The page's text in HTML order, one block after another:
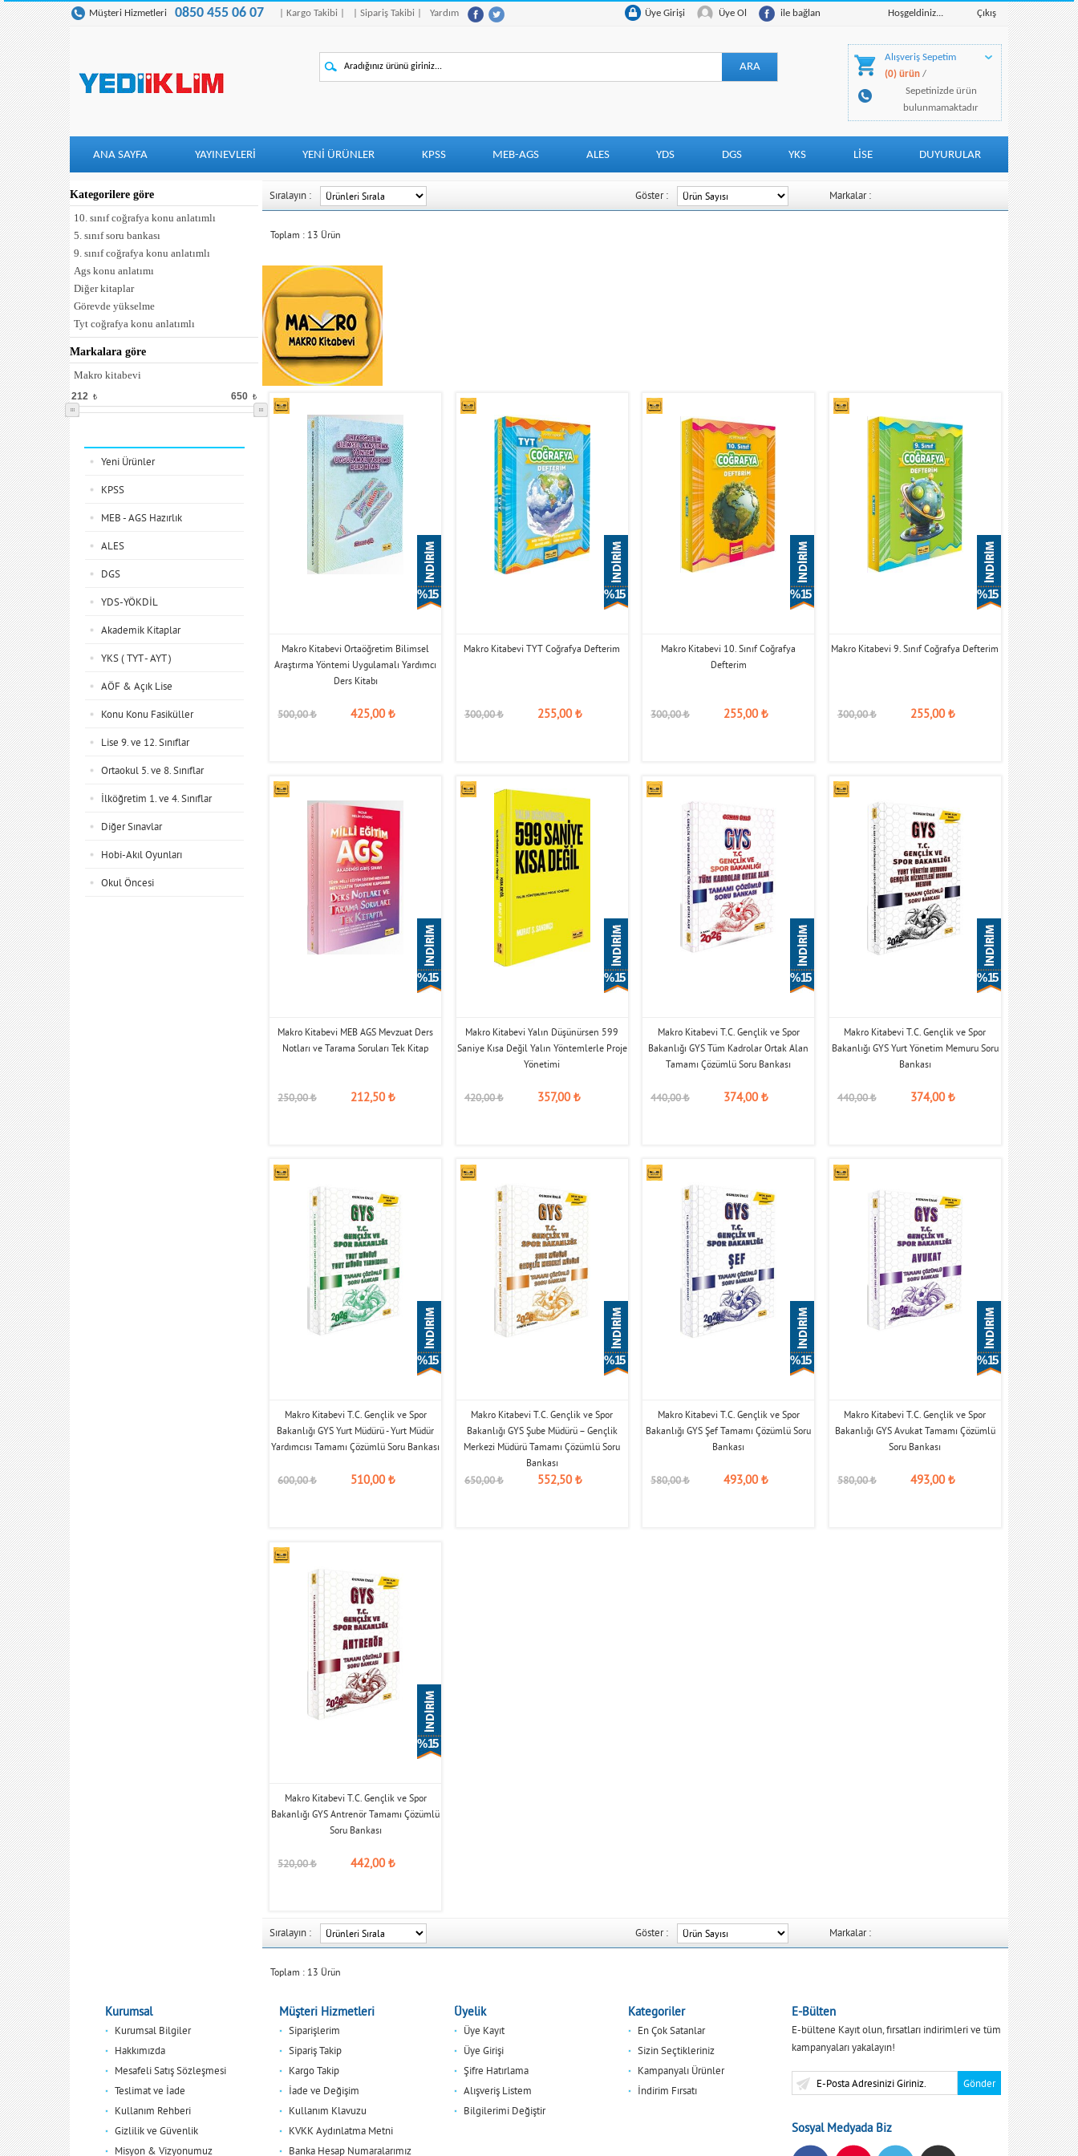
Müşteri Hizmetleri 0850 455 06 07 | Kargo Takibi | | Sipariş Takibi | Yardım Çıkış
Hoşgeldiniz...
ile bağlan
Üye Ol
Üye Girişi
Alışveriş Sepetim
(0) ürün /
Sepetinizde ürün
bulunmamaktadır
ANA SAYFA YAYINEVLERİ YENI ÜRÜNLER KPSS MEB-AGS ALES YDS DGS YKS LİSE DUYURULAR
Kategorilere göre
10. sınıf coğrafya konu anlatımlı
5. sınıf soru bankası
9. sınıf coğrafya konu anlatımlı
Ags konu anlatımı
Diğer kitaplar
Görevde yükselme
Tyt coğrafya konu anlatımlı
Markalara göre
Makro kitabevi
212 ₺ 650 ₺
Yeni Ürünler
KPSS
MEB - AGS Hazırlık
ALES
DGS
YDS-YÖKDİL
Akademik Kitaplar
YKS ( TYT - AYT )
AÖF & Açık Lise
Konu Konu Fasiküller
Lise 9. ve 12. Sınıflar
Ortaokul 5. ve 8. Sınıflar
İlköğretim 1. ve 4. Sınıflar
Diğer Sınavlar
Hobi-Akıl Oyunları
Okul Öncesi
Sıralayın : Markalar :
Göster :
Toplam : 13 Ürün
% 15
Makro Kitabevi Ortaöğretim Bilimsel
Araştırma Yöntemi Uygulamalı Yardımcı
Ders Kitabı
500,00₺ 425,00₺
% 15
Makro Kitabevi TYT Coğrafya Defterim
300,00₺ 255,00₺
% 15
Makro Kitabevi 10. Sınıf Coğrafya
Defterim
300,00₺ 255,00₺
% 15
Makro Kitabevi 9. Sınıf Coğrafya Defterim
300,00₺ 255,00₺
% 15
Makro Kitabevi MEB AGS Mevzuat Ders
Notları ve Tarama Soruları Tek Kitap
250,00₺ 212,50₺
% 15
Makro Kitabevi Yalın Düşünürsen 599
Saniye Kısa Değil Yalın Yöntemlerle Proje
Yönetimi
420,00₺ 357,00₺
% 15
Makro Kitabevi T.C. Gençlik ve Spor
Bakanlığı GYS Tüm Kadrolar Ortak Alan
Tamamı Çözümlü Soru Bankası
440,00₺ 374,00₺
% 15
Makro Kitabevi T.C. Gençlik ve Spor
Bakanlığı GYS Yurt Yönetim Memuru Soru
Bankası
440,00₺ 374,00₺
% 15
Makro Kitabevi T.C. Gençlik ve Spor
Bakanlığı GYS Yurt Müdürü - Yurt Müdür
Yardımcısı Tamamı Çözümlü Soru Bankası
600,00₺ 510,00₺
% 15
Makro Kitabevi T.C. Gençlik ve Spor
Bakanlığı GYS Şube Müdürü – Gençlik
Merkezi Müdürü Tamamı Çözümlü Soru
Bankası
650,00₺ 552,50₺
% 15
Makro Kitabevi T.C. Gençlik ve Spor
Bakanlığı GYS Şef Tamamı Çözümlü Soru
Bankası
580,00₺ 493,00₺
% 15
Makro Kitabevi T.C. Gençlik ve Spor
Bakanlığı GYS Avukat Tamamı Çözümlü
Soru Bankası
580,00₺ 493,00₺
% 15
Makro Kitabevi T.C. Gençlik ve Spor
Bakanlığı GYS Antrenör Tamamı Çözümlü
Soru Bankası
520,00₺ 442,00₺
Sıralayın : Markalar :
Göster :
Toplam : 13 Ürün
Kurumsal
Kurumsal Bilgiler
Hakkımızda
Mesafeli Satış Sözleşmesi
Teslimat ve İade
Kullanım Rehberi
Gizlilik ve Güvenlik
Misyon & Vizyonumuz
Müşteri Hizmetleri
Siparişlerim
Sipariş Takip
Kargo Takip
İade ve Değişim
Kullanım Klavuzu
KVKK Aydınlatma Metni
Banka Hesap Numaralarımız
Üyelik
Üye Kayıt
Üye Girişi
Şifre Hatırlama
Alışveriş Listem
Bilgilerimi Değiştir
Kategoriler
En Çok Satanlar
Sizin Seçtikleriniz
Kampanyalı Ürünler
İndirim Fırsatı
E-Bülten
E-bültene Kayıt olun, fırsatları indirimleri ve tüm
kampanyaları yakalayın!
Sosyal Medyada Biz